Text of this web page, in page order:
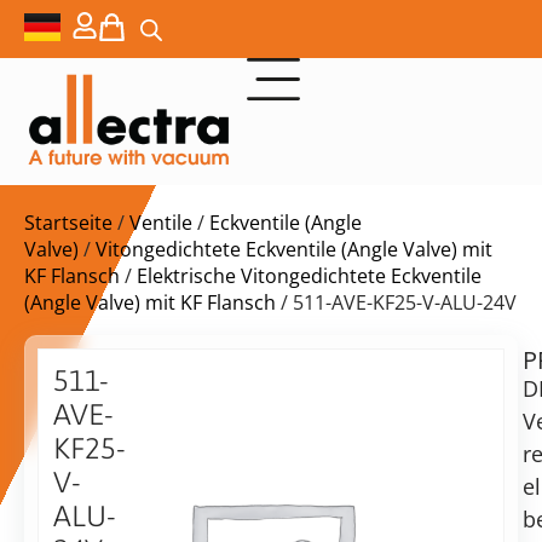
Startseite/Ventile/ Eckventile (Angle
Valve) /Vitongedichtete Eckventile (Angle Valve) mit
KF Flansch / Elektrische Vitongedichtete Eckventile
(Angle Valve) mit KF Flansch / 511-AVE-KF25-V-ALU-24V
511-
AVE-
KF25-
V-
ALU-
$
auf